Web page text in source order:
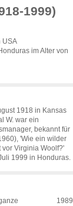
1999)
USA
im Alter von
1918 in Kansas
W. war ein
bekannt für
'Wie ein wilder
vor Virginia Woolf?'
1999 in Honduras.
1989